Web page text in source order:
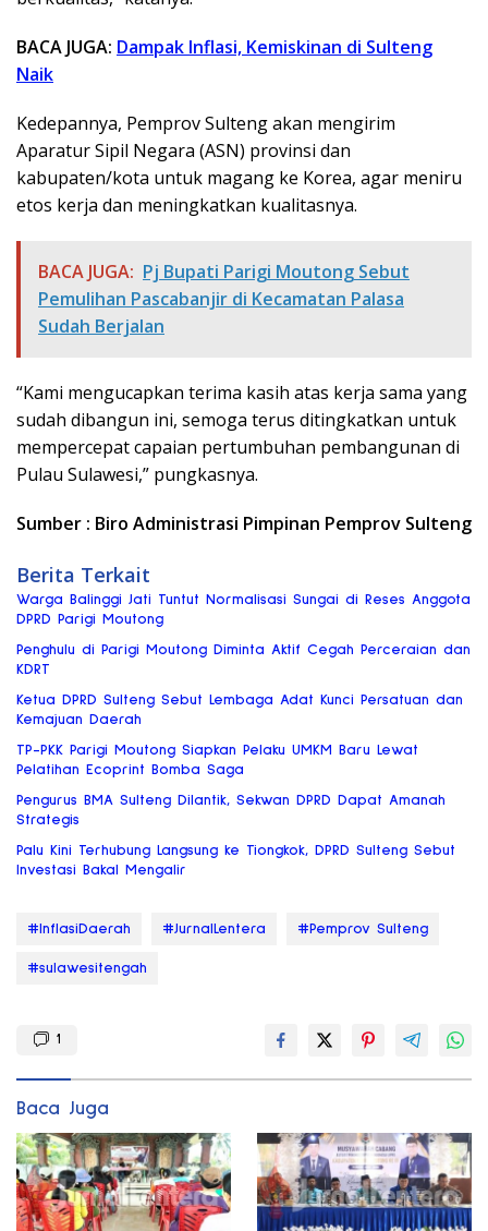
BACA JUGA: Dampak Inflasi, Kemiskinan di Sulteng
Naik
Kedepannya, Pemprov Sulteng akan mengirim
Aparatur Sipil Negara (ASN) provinsi dan
kabupaten/kota untuk magang ke Korea, agar meniru
etos kerja dan meningkatkan kualitasnya.
BACA JUGA: Pj Bupati Parigi Moutong Sebut
Pemulihan Pascabanjir di Kecamatan Palasa
Sudah Berjalan
“Kami mengucapkan terima kasih atas kerja sama yang
sudah dibangun ini, semoga terus ditingkatkan untuk
mempercepat capaian pertumbuhan pembangunan di
Pulau Sulawesi,” pungkasnya.
Sumber : Biro Administrasi Pimpinan Pemprov Sulteng
Berita Terkait
Warga Balinggi Jati Tuntut Normalisasi Sungai di Reses Anggota
DPRD Parigi Moutong
Penghulu di Parigi Moutong Diminta Aktif Cegah Perceraian dan
KDRT
Ketua DPRD Sulteng Sebut Lembaga Adat Kunci Persatuan dan
Kemajuan Daerah
TP-PKK Parigi Moutong Siapkan Pelaku UMKM Baru Lewat
Pelatihan Ecoprint Bomba Saga
Pengurus BMA Sulteng Dilantik, Sekwan DPRD Dapat Amanah
Strategis
Palu Kini Terhubung Langsung ke Tiongkok, DPRD Sulteng Sebut
Investasi Bakal Mengalir
#InflasiDaerah #JurnalLentera #Pemprov Sulteng
#sulawesitengah
1
Baca Juga